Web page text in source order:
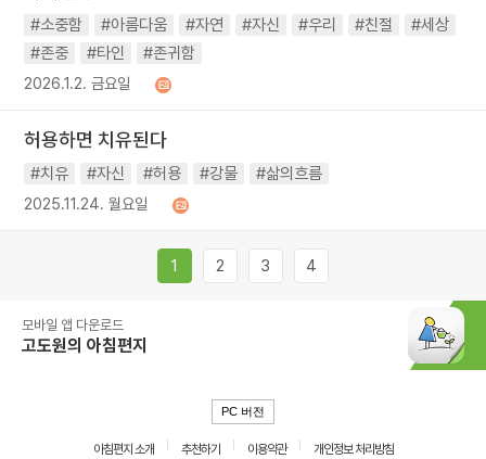
#소중함 #아름다움 #자연 #자신 #우리 #친절
#세상
#존중
#타인 #존귀함
2026.1.2. 금요일
허용하면 치유된다
#치유 #자신 #허용 #강물 #삶의흐름
2025.11.24. 월요일
1 2 3 4
모바일 앱 다운로드
고도원의 아침편지
PC 버전
아침편지 소개 추천하기 이용약관 개인정보 처리방침